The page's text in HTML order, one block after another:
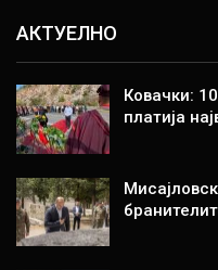
АКТУЕЛНО
Ковачки:
платија